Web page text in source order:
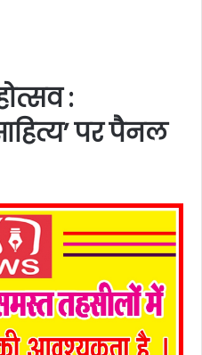
:
पर पैनल